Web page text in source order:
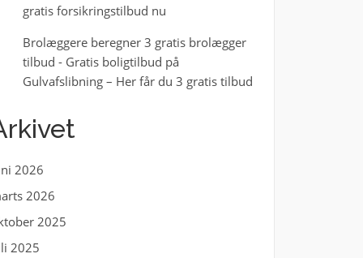
gratis forsikringstilbud nu
Brolæggere beregner 3 gratis brolægger
tilbud - Gratis boligtilbud på
Gulvafslibning – Her får du 3 gratis tilbud
2026
2026
2025
2025